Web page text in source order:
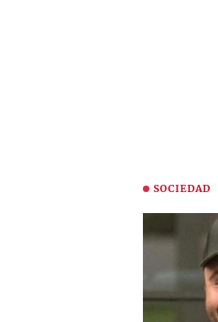
SOCIEDAD